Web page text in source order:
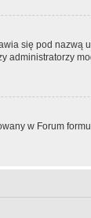
się pod
administratorzy
w Forum